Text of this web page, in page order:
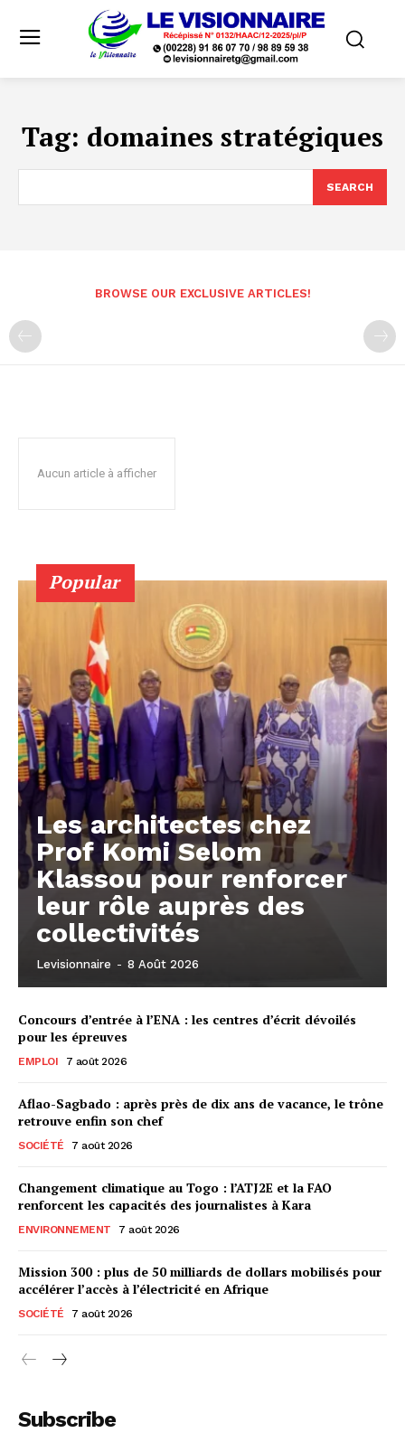
Tag: domaines stratégiques
SEARCH
BROWSE OUR EXCLUSIVE ARTICLES!
Aucun article à afficher
Popular
Les architectes chez
Prof Komi Selom
Klassou pour renforcer
leur rôle auprès des
collectivités
Levisionnaire - 8 Août 2026
Concours d’entrée à l’ENA : les centres d’écrit dévoilés
pour les épreuves
EMPLOI 7 août 2026
Aflao-Sagbado : après près de dix ans de vacance, le trône
retrouve enfin son chef
SOCIÉTÉ 7 août 2026
Changement climatique au Togo : l’ATJ2E et la FAO
renforcent les capacités des journalistes à Kara
ENVIRONNEMENT 7 août 2026
Mission 300 : plus de 50 milliards de dollars mobilisés pour
accélérer l’accès à l’électricité en Afrique
SOCIÉTÉ 7 août 2026
Subscribe